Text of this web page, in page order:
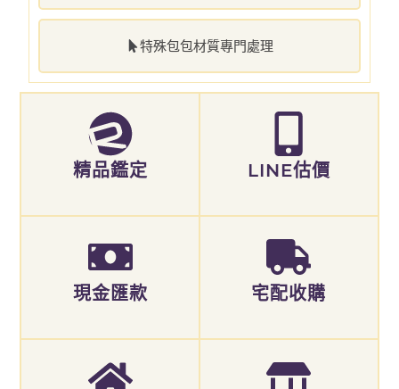
特殊包包材質專門處理
精品鑑定 LINE估價
現金匯款 宅配收購